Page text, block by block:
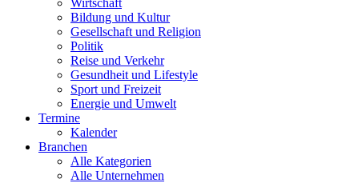
Wirtschaft
Bildung und Kultur
Gesellschaft und Religion
Politik
Reise und Verkehr
Gesundheit und Lifestyle
Sport und Freizeit
Energie und Umwelt
Termine
Kalender
Branchen
Alle Kategorien
Alle Unternehmen